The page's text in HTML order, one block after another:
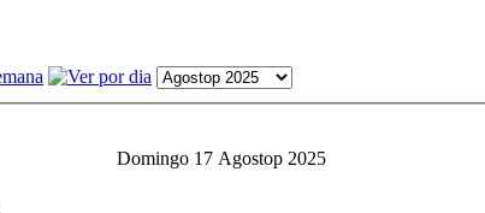
Domingo 17 Agostop 2025